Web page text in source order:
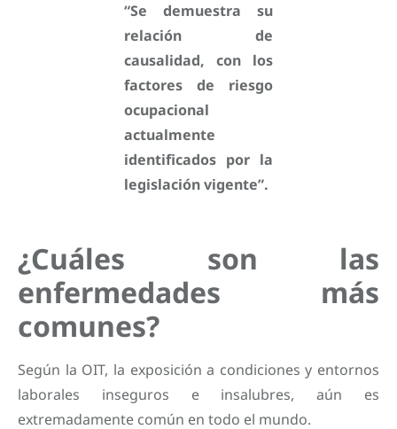
“Se demuestra su
relación de
causalidad, con los
factores de riesgo
ocupacional
actualmente
identificados por la
legislación vigente”.
¿Cuáles son las
enfermedades más
comunes?
Según la OIT, la exposición a condiciones y entornos
laborales inseguros e insalubres, aún es
extremadamente común en todo el mundo.